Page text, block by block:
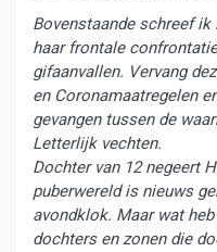
Bovenstaande schreef ik
haar frontale
gifaanvallen. Vervang
en Coronamaatregelen
gevangen tussen de
Letterlijk vechten.
Dochter van 12 negeert
puberwereld is nieuws
avondklok. Maar wat
dochters en zonen die